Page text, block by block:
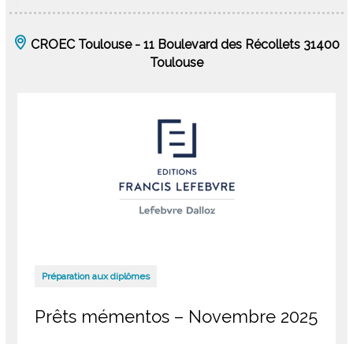
CROEC Toulouse - 11 Boulevard des Récollets 31400
Toulouse
Préparation aux diplômes
Prêts mémentos – Novembre 2025